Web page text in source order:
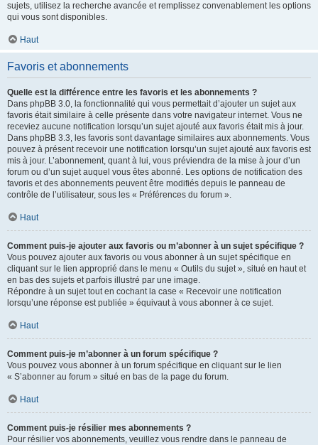
sujets, utilisez la recherche avancée et remplissez convenablement les options
qui vous sont disponibles.
Haut
Favoris et abonnements
Quelle est la différence entre les favoris et les abonnements ?
Dans phpBB 3.0, la fonctionnalité qui vous permettait d’ajouter un sujet aux
favoris était similaire à celle présente dans votre navigateur internet. Vous ne
receviez aucune notification lorsqu’un sujet ajouté aux favoris était mis à jour.
Dans phpBB 3.3, les favoris sont davantage similaires aux abonnements. Vous
pouvez à présent recevoir une notification lorsqu’un sujet ajouté aux favoris est
mis à jour. L’abonnement, quant à lui, vous préviendra de la mise à jour d’un
forum ou d’un sujet auquel vous êtes abonné. Les options de notification des
favoris et des abonnements peuvent être modifiés depuis le panneau de
contrôle de l’utilisateur, sous les « Préférences du forum ».
Haut
Comment puis-je ajouter aux favoris ou m’abonner à un sujet spécifique ?
Vous pouvez ajouter aux favoris ou vous abonner à un sujet spécifique en
cliquant sur le lien approprié dans le menu « Outils du sujet », situé en haut et
en bas des sujets et parfois illustré par une image.
Répondre à un sujet tout en cochant la case « Recevoir une notification
lorsqu’une réponse est publiée » équivaut à vous abonner à ce sujet.
Haut
Comment puis-je m’abonner à un forum spécifique ?
Vous pouvez vous abonner à un forum spécifique en cliquant sur le lien
« S’abonner au forum » situé en bas de la page du forum.
Haut
Comment puis-je résilier mes abonnements ?
Pour résilier vos abonnements, veuillez vous rendre dans le panneau de